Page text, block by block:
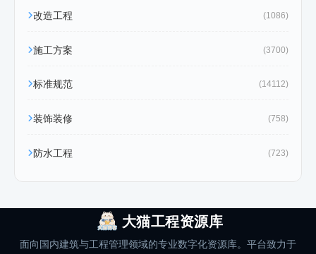
改造工程 (1086)
施工方案 (3700)
标准规范 (14112)
装饰装修 (758)
防水工程 (723)
大猫工程资源库
面向国内建筑与工程管理领域的专业数字化资源库。平台致力于